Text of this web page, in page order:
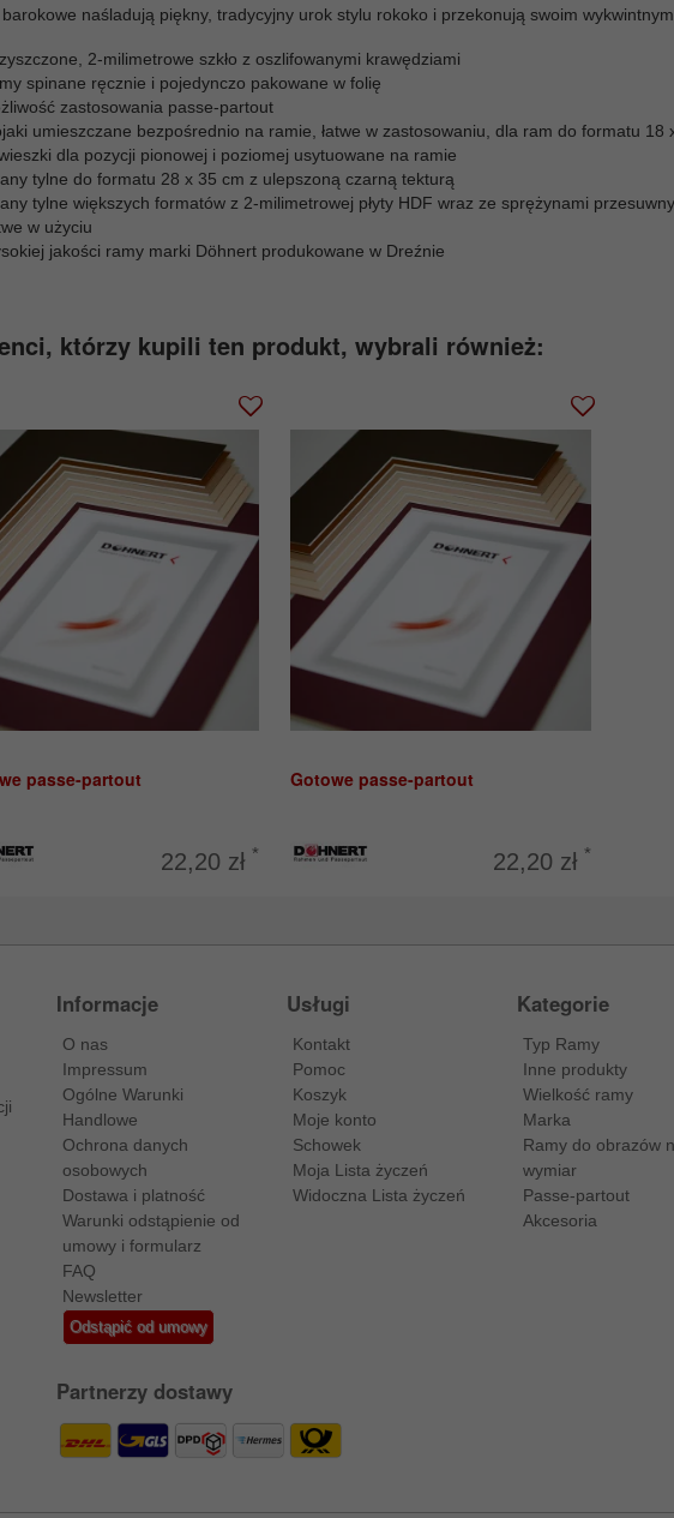
naśladują piękny, tradycyjny urok stylu rokoko i przekonują swoim
2-milimetrowe szkło z oszlifowanymi krawędziami
spinane ręcznie i pojedynczo pakowane w folię
zastosowania passe-partout
umieszczane bezpośrednio na ramie, łatwe w zastosowaniu, dla ram do formatu 18
dla pozycji pionowej i poziomej usytuowane na ramie
tylne do formatu 28 x 35 cm z ulepszoną czarną tekturą
tylne większych formatów z 2-milimetrowej płyty HDF wraz ze sprężynami
w użyciu
jakości ramy marki Döhnert produkowane w Dreźnie
którzy kupili ten produkt, wybrali również:
passe-partout
22,20 zł *
Gotowe passe-partout
22,20 zł *
Informacje
O nas
Impressum
Ogólne Warunki
Handlowe
Ochrona danych
osobowych
Dostawa i platność
Warunki odstąpienie od
umowy i formularz
FAQ
Newsletter
Odstąpić od umowy
Usługi
Kontakt
Pomoc
Koszyk
Moje konto
Schowek
Moja Lista życzeń
Widoczna Lista życzeń
Kategorie
Typ Ramy
Inne produkty
Wielkość ramy
Marka
Ramy do obrazów
wymiar
Passe-partout
Akcesoria
Partnerzy dostawy